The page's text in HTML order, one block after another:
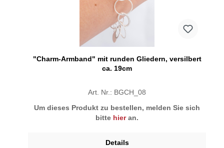
"Charm-Armband" mit runden Gliedern, versilbert
ca. 19cm
Art. Nr.: BGCH_08
Um dieses Produkt zu bestellen, melden Sie sich
bitte hieran.
Details